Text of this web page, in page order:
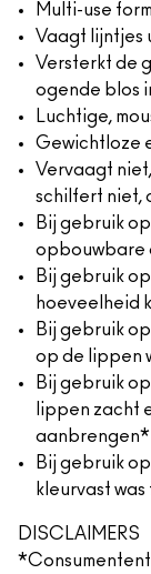
Multi-use
Vaagt lijntjes
Versterkt de
ogende blos
Luchtige,
Gewichtloze
Vervaagt
schilfert niet,
Bij gebruik
opbouwbare
Bij gebruik
hoeveelheid
Bij gebruik
op de lippen
Bij gebruik
lippen zacht
aanbrengen*
Bij gebruik
kleurvast
DISCLAIMERS